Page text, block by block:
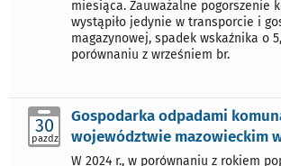
miesiąca. Zauważalne pogorszenie
wystąpiło jedynie w transporcie i
magazynowej, spadek wskaźnika o
porównaniu z wrześniem br.
30
pazdz
Gospodarka odpadami
województwie mazowieckim
W 2024 r., w porównaniu z rokiem